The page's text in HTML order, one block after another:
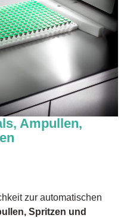
Ampullen,
zur automatischen
Spritzen und